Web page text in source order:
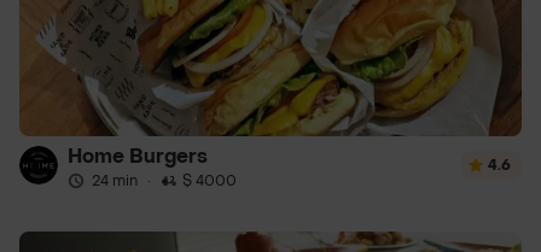
Home Burgers
24 min · $ 4000
4.6